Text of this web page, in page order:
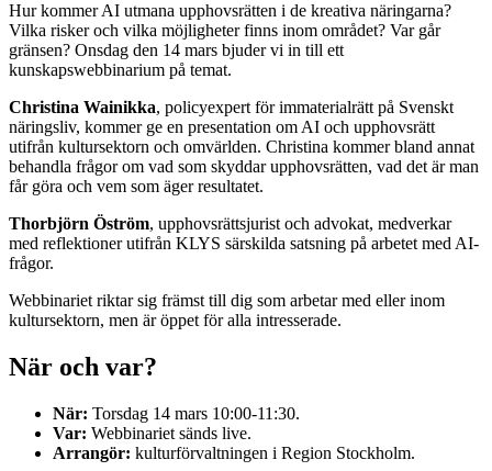
Hur kommer AI utmana upphovsrätten i de kreativa näringarna?
Vilka risker och vilka möjligheter finns inom området? Var går
gränsen? Onsdag den 14 mars bjuder vi in till ett
kunskapswebbinarium på temat.
Christina Wainikka, policyexpert för immaterialrätt på Svenskt
näringsliv, kommer ge en presentation om AI och upphovsrätt
utifrån kultursektorn och omvärlden. Christina kommer bland annat
behandla frågor om vad som skyddar upphovsrätten, vad det är man
får göra och vem som äger resultatet.
Thorbjörn Öström, upphovsrättsjurist och advokat, medverkar
med reflektioner utifrån KLYS särskilda satsning på arbetet med AI-
frågor.
Webbinariet riktar sig främst till dig som arbetar med eller inom
kultursektorn, men är öppet för alla intresserade.
När och var?
När: Torsdag 14 mars 10:00-11:30.
Var: Webbinariet sänds live.
Arrangör: kulturförvaltningen i Region Stockholm.